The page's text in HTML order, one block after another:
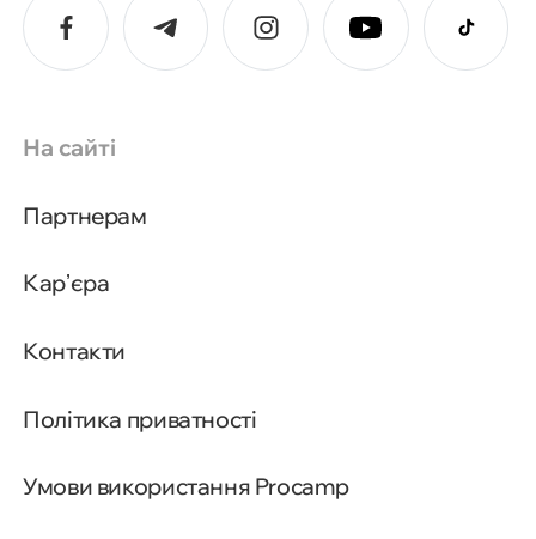
На сайті
Партнерам
Карʼєра
Контакти
Політика приватності
Умови використання Procamp